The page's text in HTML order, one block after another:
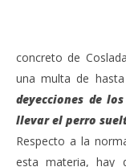
En
concreto de
una multa de hasta
deyecciones de
llevar el perro
Respecto a la
esta materia, hay